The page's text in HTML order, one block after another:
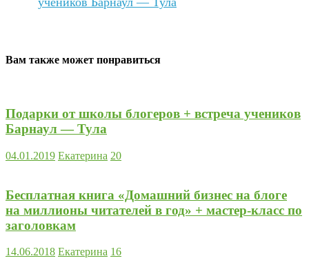
Вам также может понравиться
Подарки от школы блогеров + встреча учеников
Барнаул — Тула
04.01.2019 Екатерина 20
Бесплатная книга «Домашний бизнес на блоге
на миллионы читателей в год» + мастер-класс по
заголовкам
14.06.2018 Екатерина 16